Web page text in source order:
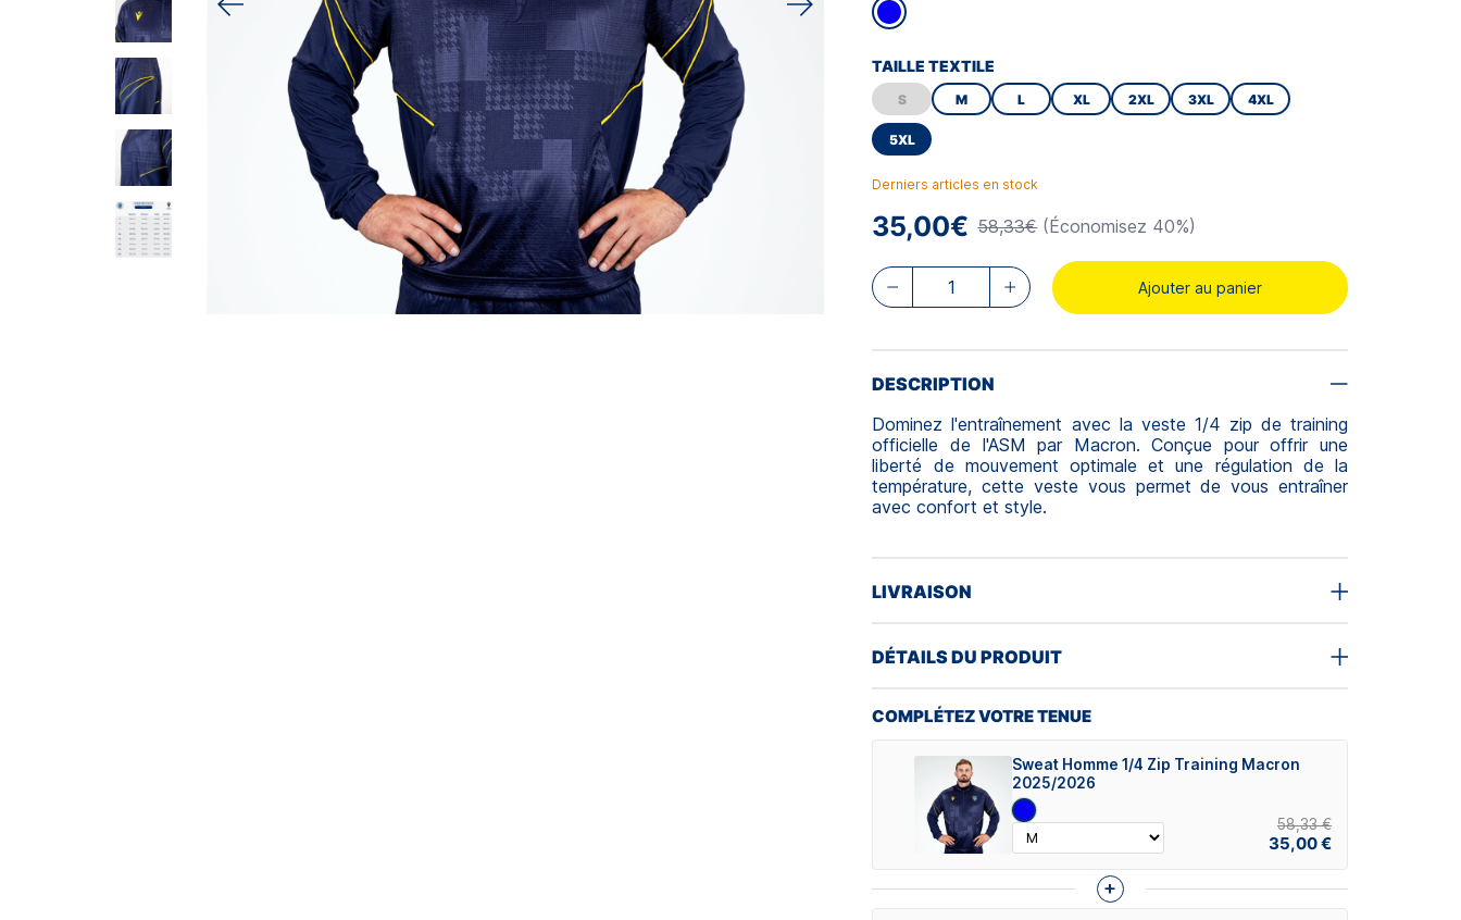
TAILLE TEXTILE
S M L XL 2XL 3XL 4XL
5XL
Derniers articles en stock
35,00€ 58,33€ (Économisez 40%)
Ajouter au panier
DESCRIPTION
Dominez l'entraînement avec la veste 1/4 zip de training
officielle de l'ASM par Macron. Conçue pour offrir une
liberté de mouvement optimale et une régulation de la
température, cette veste vous permet de vous entraîner
avec confort et style.
LIVRAISON
DÉTAILS DU PRODUIT
COMPLÉTEZ VOTRE TENUE
Sweat Homme 1/4 Zip Training Macron
2025/2026
58,33 €
35,00 €
+